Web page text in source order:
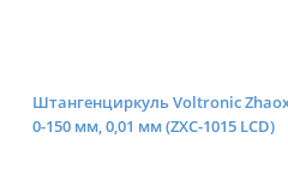
Штангенциркуль Voltronic
0-150 мм, 0,01 мм (ZXC-1015 LCD)